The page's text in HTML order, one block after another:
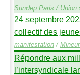
SundepParis / Union
24 septembre
collectif des
manifestation/
Répondre aux
l’intersyndicale